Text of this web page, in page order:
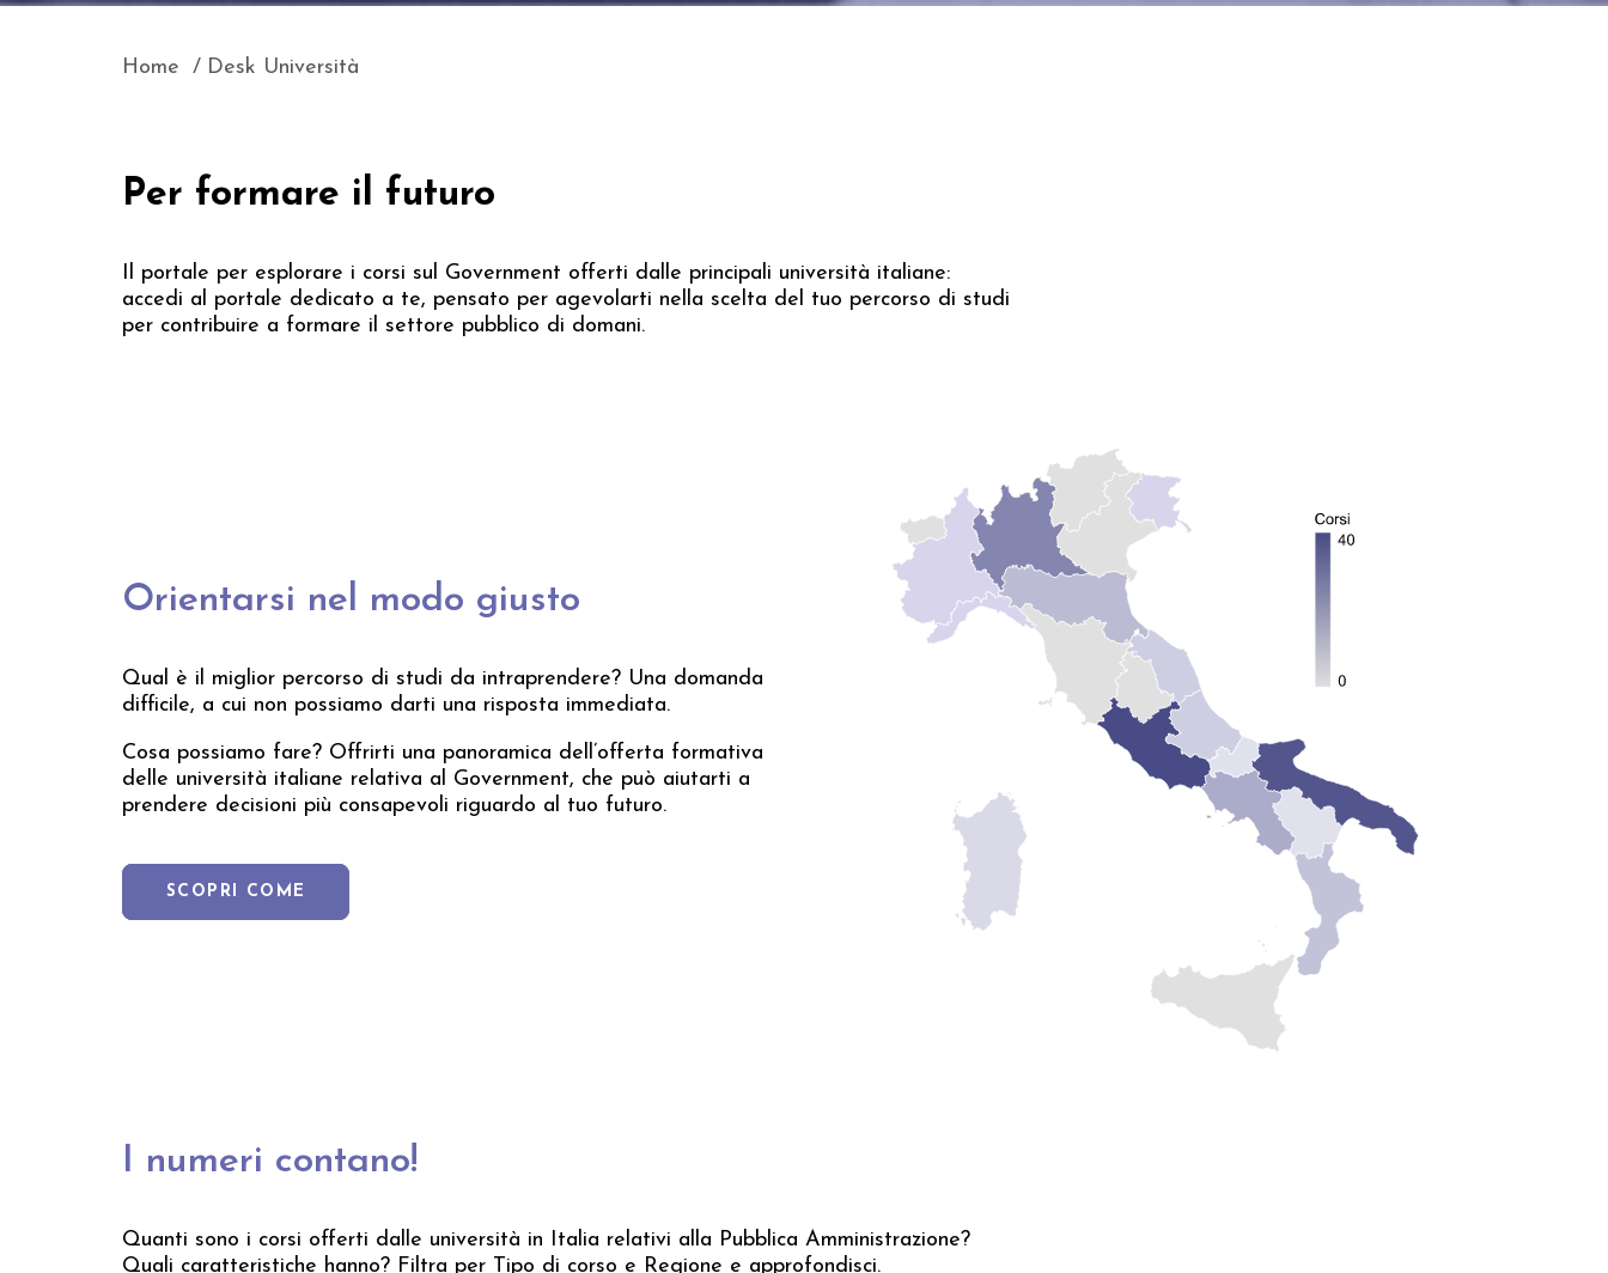
Home Desk Università
Per formare il futuro
Il portale per esplorare i corsi sul Government offerti dalle principali università italiane:
accedi al portale dedicato a te, pensato per agevolarti nella scelta del tuo percorso di studi
per contribuire a formare il settore pubblico di domani.
Orientarsi nel modo giusto
Qual è il miglior percorso di studi da intraprendere? Una domanda
difficile, a cui non possiamo darti una risposta immediata.
Cosa possiamo fare? Offrirti una panoramica dell’offerta formativa
delle università italiane relativa al Government, che può aiutarti a
prendere decisioni più consapevoli riguardo al tuo futuro.
SCOPRI COME
I numeri contano!
Quanti sono i corsi offerti dalle università in Italia relativi alla Pubblica Amministrazione?
Quali caratteristiche hanno? Filtra per Tipo di corso e Regione e approfondisci.